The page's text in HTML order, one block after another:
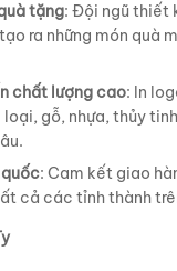
tặng: Đội ngũ thiết
ra những món quà
chất lượng cao: In
gỗ, nhựa, thủy
: Cam kết giao
cả các tỉnh thành